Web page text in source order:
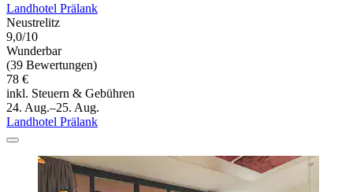
Landhotel Prälank
Neustrelitz
9,0/10
Wunderbar
(39 Bewertungen)
78 €
inkl. Steuern & Gebühren
24. Aug.–25. Aug.
Landhotel Prälank